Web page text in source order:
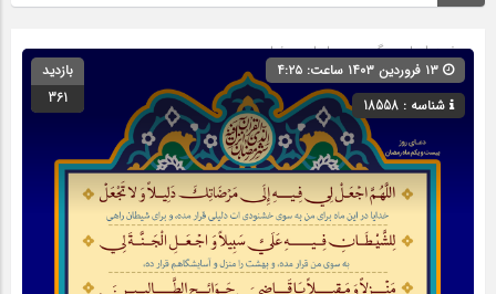
صفحه اصلی» گروه »دعاهای رمضان
شناسه : 18558
بازدید
361